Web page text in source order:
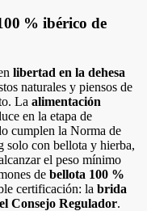
% ibérico de
libertad en la dehesa
naturales y piensos de
La alimentación
en la etapa de
cumplen la Norma de
solo con bellota y hierba,
el peso mínimo
de bellota 100 %
certificación: la brida
Consejo Regulador.